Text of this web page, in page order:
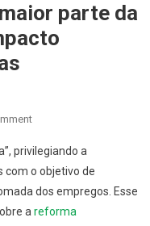
parte da
On
Trabalhista:
Maior
Parte
Da
privilegiando a
com o objetivo de
dos empregos. Esse
a reforma